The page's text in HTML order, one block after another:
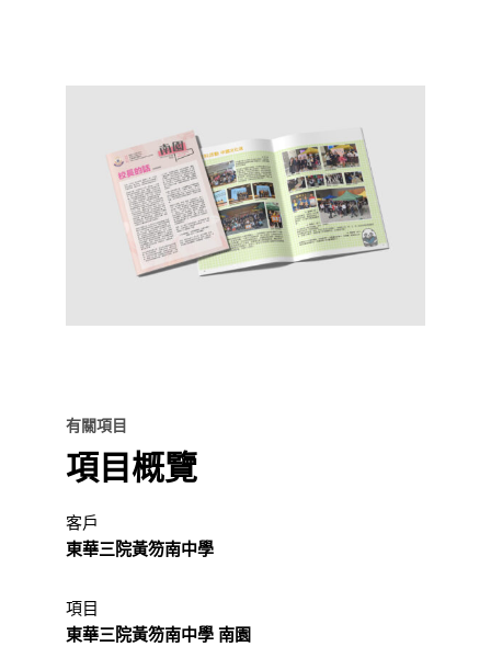
有關項目
項目概覽
客戶
東華三院黃笏南中學
項目
東華三院黃笏南中學 南園